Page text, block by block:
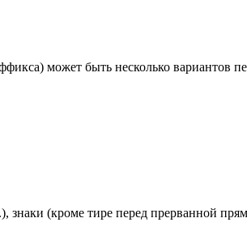
может быть несколько вариантов
знаки (кроме тире перед прерванной